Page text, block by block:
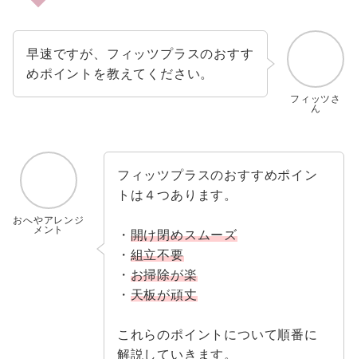
フィッツさ
ん
早速ですが、フィッツプラスのおすす
めポイントを教えてください。
おへやアレンジ
メント
フィッツプラスのおすすめポイン
トは４つあります。
・ 開け閉めスムーズ
・ 組立不要
・ お掃除が楽
・ 天板が頑丈
これらのポイントについて順番に
解説していきます。